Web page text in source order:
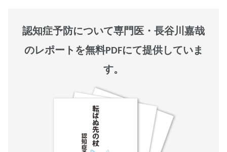
認知症予防について専門医・長谷川嘉哉
のレポートを無料PDFにて提供していま
す。